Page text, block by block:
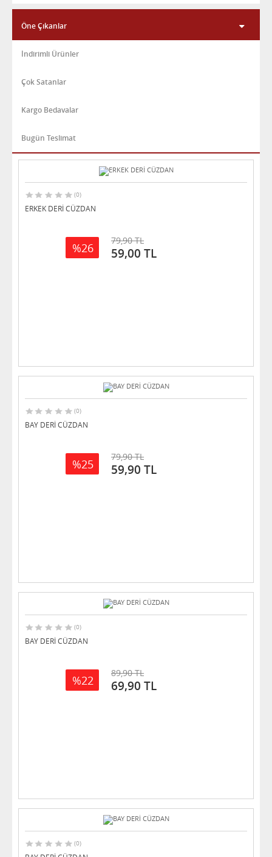
Öne Çıkanlar
İndirimli Ürünler
Çok Satanlar
Kargo Bedavalar
Bugün Teslimat
(0)
ERKEK DERİ CÜZDAN
%26
79,90 TL
59,00 TL
(0)
BAY DERİ CÜZDAN
%25
79,90 TL
59,90 TL
(0)
BAY DERİ CÜZDAN
%22
89,90 TL
69,90 TL
(0)